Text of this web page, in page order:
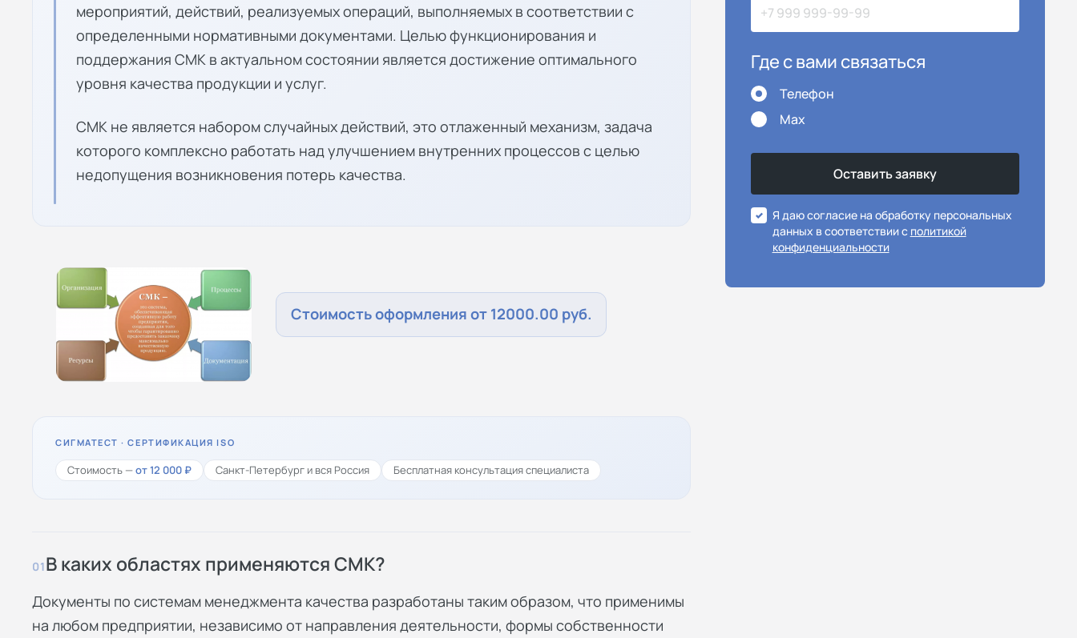
мероприятий, действий, реализуемых операций, выполняемых в соответствии с
определенными нормативными документами. Целью функционирования и
поддержания СМК в актуальном состоянии является достижение оптимального
уровня качества продукции и услуг.
СМК не является набором случайных действий, это отлаженный механизм, задача
которого комплексно работать над улучшением внутренних процессов с целью
недопущения возникновения потерь качества.
Стоимость оформления от 12000.00 руб.
СИГМАТЕСТ · СЕРТИФИКАЦИЯ ISO
Стоимость —от 12 000 ₽ Санкт-Петербург и вся Россия Бесплатная консультация специалиста
01В каких областях применяются СМК?
Документы по системам менеджмента качества разработаны таким образом, что применимы
на любом предприятии, независимо от направления деятельности, формы собственности
Где с вами связаться
Телефон
Max
Я даю согласие на обработку персональных
данных в соответствии с политикой
конфиденциальности